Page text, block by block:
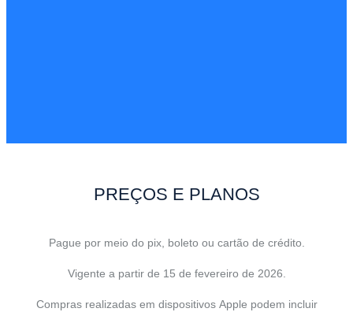
PREÇOS E PLANOS
Pague por meio do pix, boleto ou cartão de crédito.
Vigente a partir de 15 de fevereiro de 2026.
Compras realizadas em dispositivos Apple podem incluir